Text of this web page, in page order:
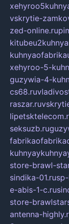
vskrytie-
zed-online.ru
xehyroo-5-
guzywia-4-
cs68.ru
raszar.ru
seksuzb.ru
store-brawl-
sindika-01.ru
e-abis-1-c.ru
store-
antenna-